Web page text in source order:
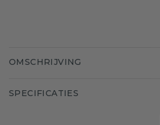
OMSCHRIJVING
SPECIFICATIES